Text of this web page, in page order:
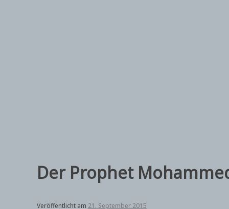
Der Prophet
Veröffentlicht am 21. September 2015